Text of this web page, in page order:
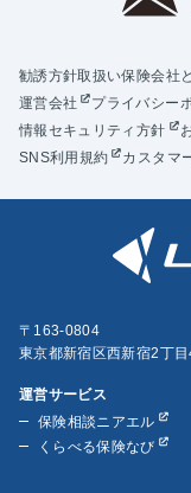
勧誘方針取扱い保険会社
運営会社
プライバシー
情報セキュリティ方針
SNS利用規約
カスタマ
〒163-0804
東京都新宿区西新宿2丁
運営サービス
保険相談ニアエル
くらべる保険なび